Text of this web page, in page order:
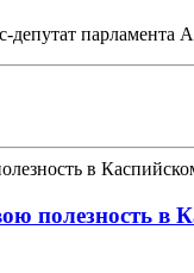
депутат
полезность в